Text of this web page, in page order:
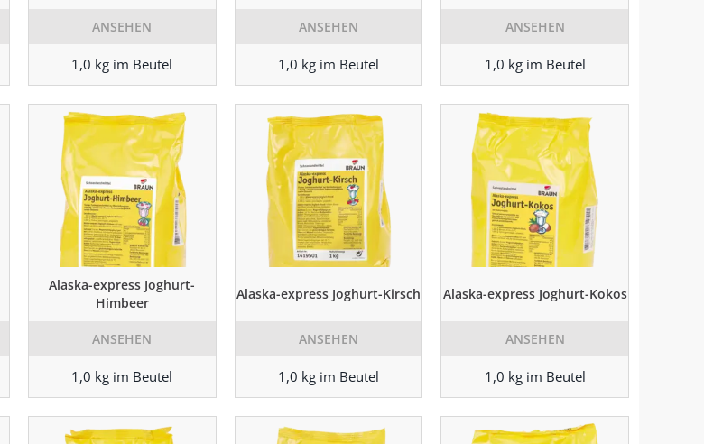
ANSEHEN
1,0 kg im Beutel
ANSEHEN
1,0 kg im Beutel
ANSEHEN
1,0 kg im Beutel
Alaska-express Joghurt-
Himbeer
ANSEHEN
1,0 kg im Beutel
Alaska-express Joghurt-Kirsch
ANSEHEN
1,0 kg im Beutel
Alaska-express Joghurt-Kokos
ANSEHEN
1,0 kg im Beutel